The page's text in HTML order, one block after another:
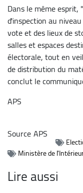
Dans le même
d'inspection au
vote et des lieux de
salles et espaces
électorale, tout en
de distribution du
conclut le
APS
SourceAPS
Ministère de
Lire aussi